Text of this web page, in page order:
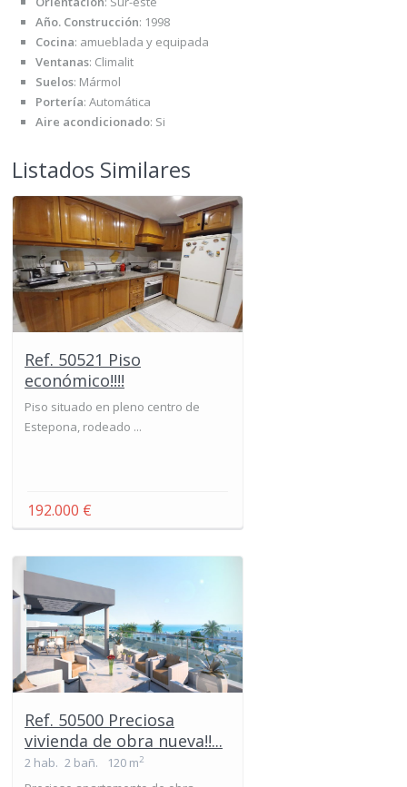
Año. Construcción: 1998
Cocina: amueblada y equipada
Ventanas: Climalit
Suelos: Mármol
Portería: Automática
Aire acondicionado: Si
Listados Similares
Ref. 50521 Piso
económico!!!!
Piso situado en pleno centro de
Estepona, rodeado ...
192.000 €
Ref. 50500 Preciosa
vivienda de obra nueva!!...
2 hab. 2 bañ. 120 m2